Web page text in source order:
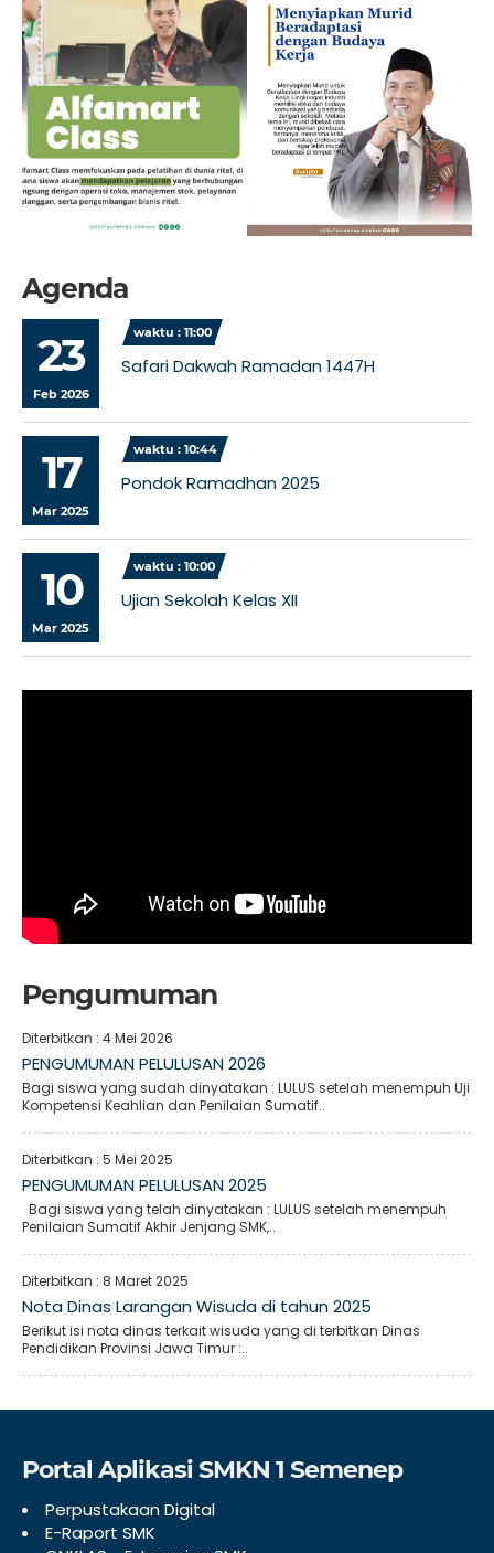
Agenda
23
Feb 2026
waktu : 11:00
Safari Dakwah Ramadan 1447H
17
Mar 2025
waktu : 10:44
Pondok Ramadhan 2025
10
Mar 2025
waktu : 10:00
Ujian Sekolah Kelas XII
Pengumuman
Diterbitkan : 4 Mei 2026
PENGUMUMAN PELULUSAN 2026
Bagi siswa yang sudah dinyatakan : LULUS setelah menempuh Uji
Kompetensi Keahlian dan Penilaian Sumatif..
Diterbitkan : 5 Mei 2025
PENGUMUMAN PELULUSAN 2025
Bagi siswa yang telah dinyatakan : LULUS setelah menempuh
Penilaian Sumatif Akhir Jenjang SMK,..
Diterbitkan : 8 Maret 2025
Nota Dinas Larangan Wisuda di tahun 2025
Berikut isi nota dinas terkait wisuda yang di terbitkan Dinas
Pendidikan Provinsi Jawa Timur :..
Portal Aplikasi SMKN 1 Semenep
Perpustakaan Digital
E-Raport SMK